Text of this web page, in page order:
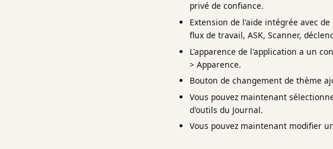
privé de confiance.
Extension de l'aide intégrée avec
flux de travail, ASK, Scanner,
L'apparence de l'application a un
> Apparence.
Bouton de changement de thème
Vous pouvez maintenant
d'outils du Journal.
Vous pouvez maintenant modifier